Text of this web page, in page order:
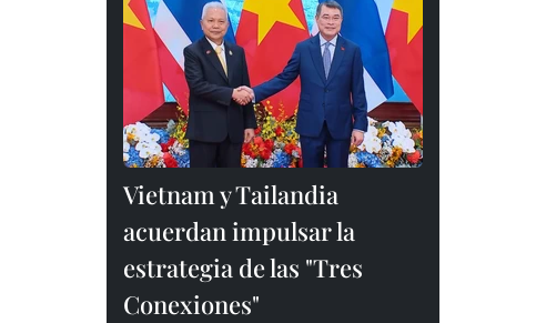
Vietnam y Tailandia
acuerdan impulsar la
estrategia de las "Tres
Conexiones"